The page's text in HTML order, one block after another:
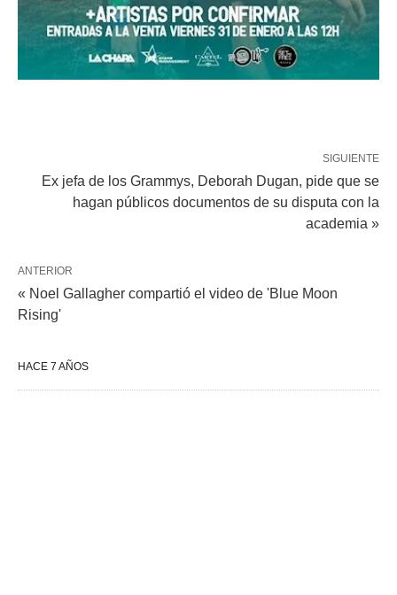
SIGUIENTE
Ex jefa de los Grammys, Deborah Dugan, pide que se
hagan públicos documentos de su disputa con la
academia »
ANTERIOR
« Noel Gallagher compartió el video de 'Blue Moon
Rising'
HACE 7 AÑOS